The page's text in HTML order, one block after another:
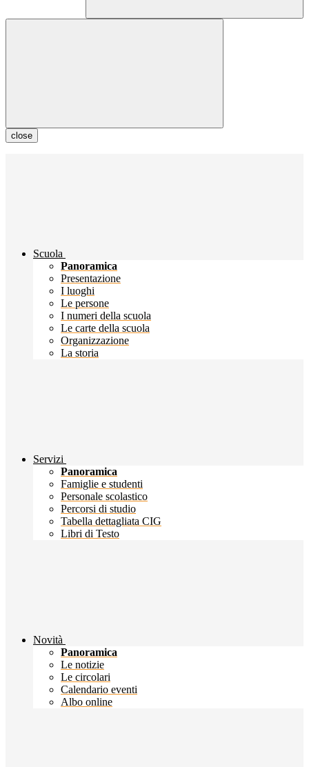
close
Scuola
Panoramica
Presentazione
I luoghi
Le persone
I numeri della scuola
Le carte della scuola
Organizzazione
La storia
Servizi
Panoramica
Famiglie e studenti
Personale scolastico
Percorsi di studio
Tabella dettagliata CIG
Libri di Testo
Novità
Panoramica
Le notizie
Le circolari
Calendario eventi
Albo online